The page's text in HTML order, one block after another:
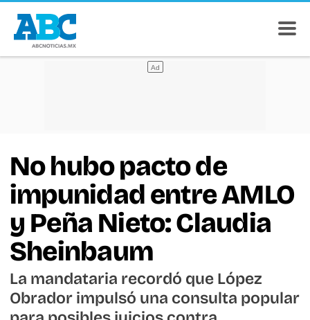
No hubo pacto de
impunidad entre AMLO
y Peña Nieto: Claudia
Sheinbaum
La mandataria recordó que López
Obrador impulsó una consulta popular